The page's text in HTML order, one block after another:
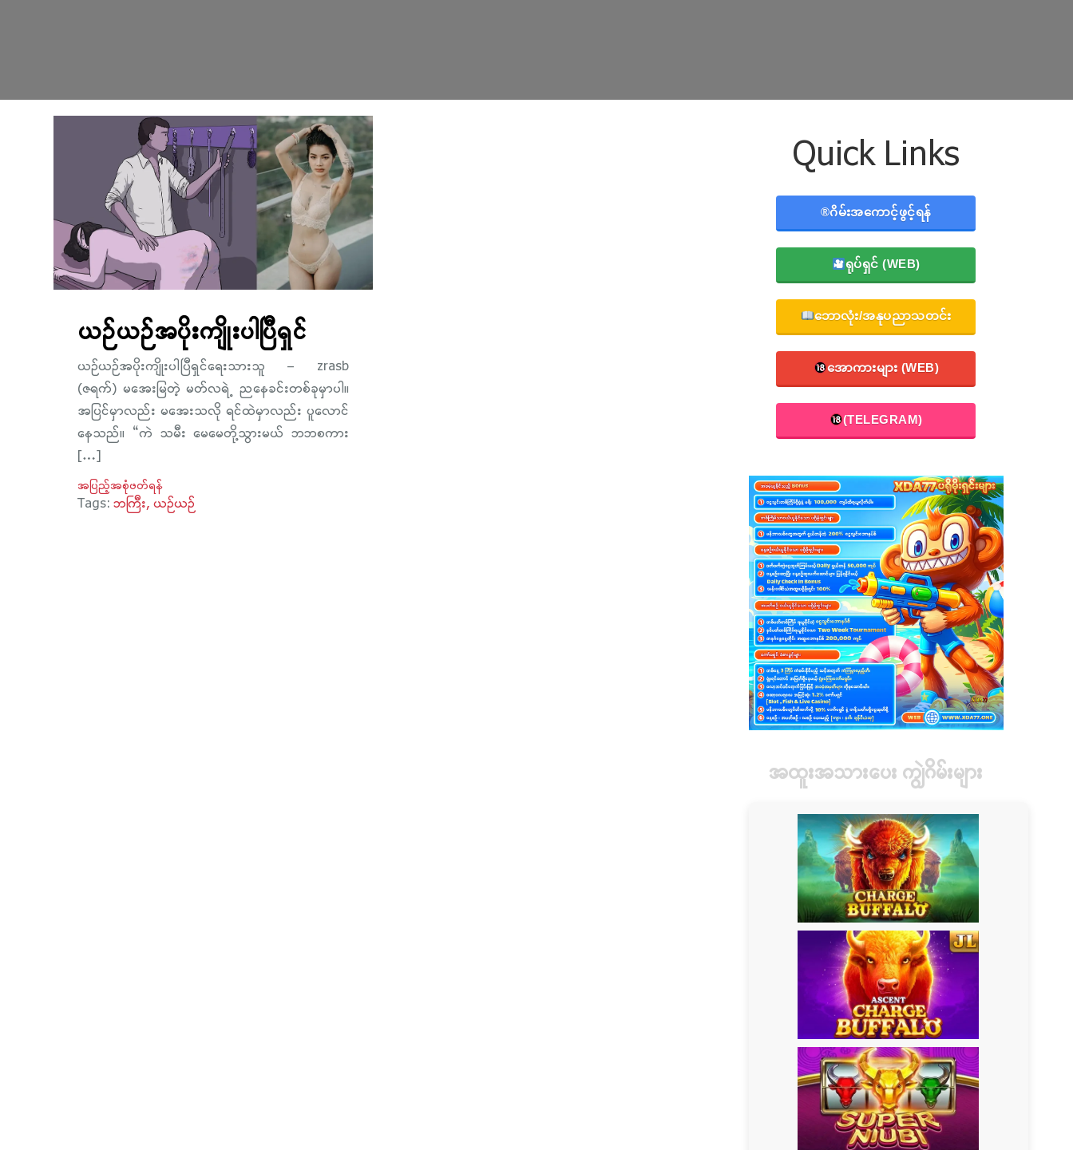
ယဉ်ယဉ်အပိုးကျိုးပါပြီရှင်
ယဉ်ယဉ်အပိုးကျိုးပါပြီရှင်ရေးသားသူ – zrasb
(ဇရက်) မအေးမြတဲ့ မတ်လရဲ့ ညနေခင်းတစ်ခုမှာပါ။
အပြင်မှာလည်း မအေးသလို ရင်ထဲမှာလည်း ပူလောင်
နေသည်။ “ကဲ သမီး မေမေတို့သွားမယ် ဘဘစကား
[…]
အပြည့်အစုံဖတ်ရန်
Tags:ဘကြီး ယဉ်ယဉ်
Quick Links
®️ဂိမ်းအကောင့်ဖွင့်ရန်
ရုပ်ရှင် (WEB)
ဘောလုံး/အနုပညာသတင်း
အောကားများ (WEB)
(TELEGRAM)
အထူးအသားပေး ကျွဲဂိမ်းများ